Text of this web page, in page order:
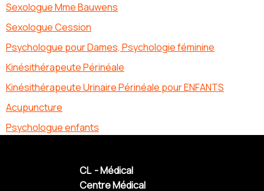
Sexologue Mme Bauwens
Sexologue Cession
Psychologue pour Dames, Psychologie féminine
Kinésithérapeute Périnéale
Kinésithérapeute Urinaire Périnéale pour ENFANTS
Acupuncture
Psychologue enfants
CL - Médical
Centre Médical